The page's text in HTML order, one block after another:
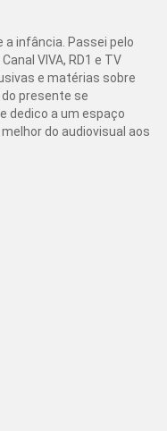
a infância. Passei pelo
VIVA, RD1 e TV
e matérias sobre
presente se
dedico a um espaço
do audiovisual aos